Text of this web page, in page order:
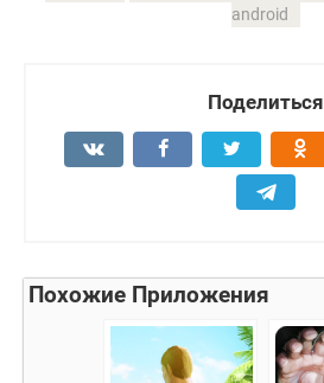
android
Поделиться
Похожие Приложения